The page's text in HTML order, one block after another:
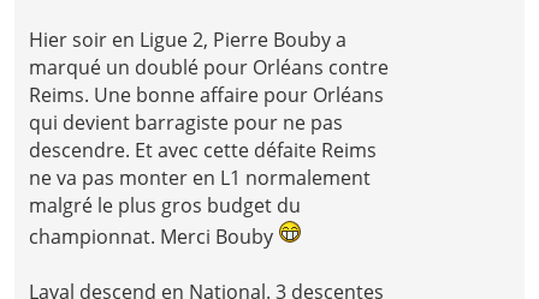
Hier soir en Ligue 2, Pierre Bouby a
marqué un doublé pour Orléans contre
Reims. Une bonne affaire pour Orléans
qui devient barragiste pour ne pas
descendre. Et avec cette défaite Reims
ne va pas monter en L1 normalement
malgré le plus gros budget du
championnat. Merci Bouby
Laval descend en National. 3 descentes